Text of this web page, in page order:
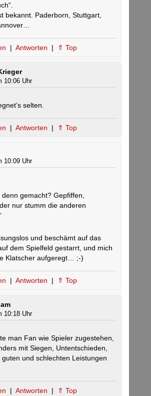
bekannt. Paderborn, Stuttgart,
| Antworten | ⇑ Top
10:06 Uhr
selten.
| Antworten | ⇑ Top
10:09 Uhr
denn gemacht? Gepfiffen,
nur stumm die anderen
und beschämt auf das
dem Spielfeld gestarrt, und mich
Klatscher aufgeregt… ;-)
| Antworten | ⇑ Top
10:18 Uhr
man Fan wie Spieler zugestehen,
mit Siegen, Untentschieden,
guten und schlechten Leistungen
| Antworten | ⇑ Top